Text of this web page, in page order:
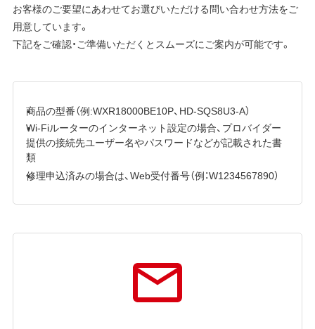
お客様のご要望にあわせてお選びいただける問い合わせ方法をご
用意しています。
下記をご確認・ご準備いただくとスムーズにご案内が可能です。
商品の型番（例:WXR18000BE10P、HD-SQS8U3-A）
Wi-Fiルーターのインターネット設定の場合、プロバイダー
提供の接続先ユーザー名やパスワードなどが記載された書
類
修理申込済みの場合は、Web受付番号（例：W1234567890）